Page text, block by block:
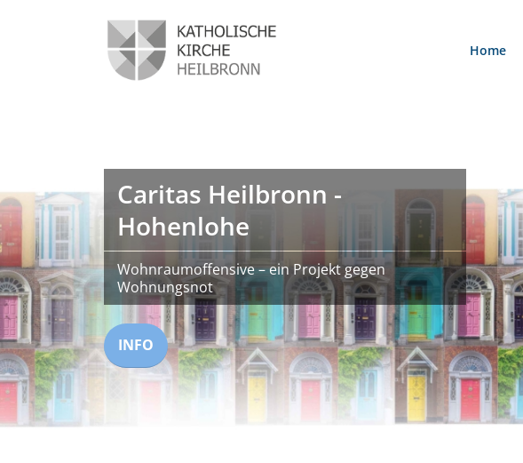
Home
Caritas Heilbronn -
Hohenlohe
Wohnraumoffensive – ein Projekt gegen
Wohnungsnot
INFO